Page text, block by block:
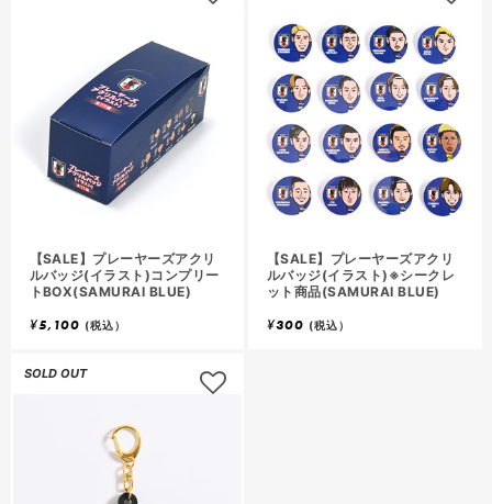
【SALE】プレーヤーズアクリ
ルバッジ(イラスト)コンプリー
トBOX(SAMURAI BLUE)
¥5,100 (税込）
【SALE】プレーヤーズアクリ
ルバッジ(イラスト)※シークレ
ット商品(SAMURAI BLUE)
¥300 (税込）
SOLD OUT